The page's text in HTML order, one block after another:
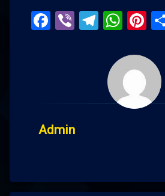
Facebook
Viber
Admin